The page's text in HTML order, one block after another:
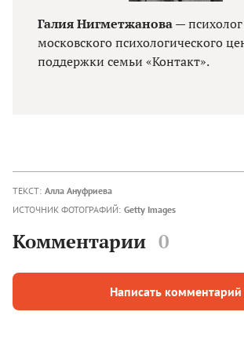
Галия Нигметжанова— психолог
московского психологического
поддержки семьи «Контакт».
ТЕКСТ: Алла Ануфриева
ИСТОЧНИК ФОТОГРАФИЙ: Getty Images
Комментарии 0
Написать комментарий